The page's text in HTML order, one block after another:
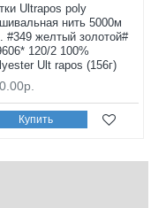
Ultrapos poly
нить 5000м
#349 желтый золотой#
120/2 100%
Ult rapos (156г)
Купить